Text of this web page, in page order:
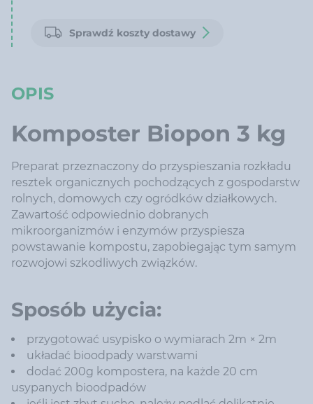
Sprawdź koszty dostawy
OPIS
Komposter Biopon 3 kg
Preparat przeznaczony do przyspieszania rozkładu
resztek organicznych pochodzących z gospodarstw
rolnych, domowych czy ogródków działkowych.
Zawartość odpowiednio dobranych
mikroorganizmów i enzymów przyspiesza
powstawanie kompostu, zapobiegając tym samym
rozwojowi szkodliwych związków.
Sposób użycia:
przygotować usypisko o wymiarach 2m × 2m
układać bioodpady warstwami
dodać 200g kompostera, na każde 20 cm
usypanych bioodpadów